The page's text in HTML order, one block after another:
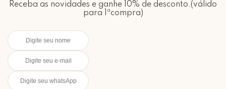
Receba as novidades e ganhe 10% de desconto.(válido
para 1ªcompra)